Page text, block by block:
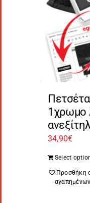
1χρωμο
34,90€
Select
Προσθήκη
αγαπημένων